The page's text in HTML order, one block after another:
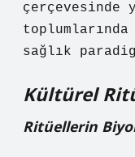
çerçevesinde
sağlık
Kültürel
Ritüellerin